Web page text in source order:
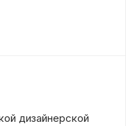
дизайнерской